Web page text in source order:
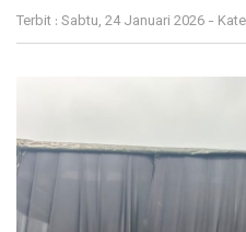
Terbit : Sabtu, 24 Januari 2026 -